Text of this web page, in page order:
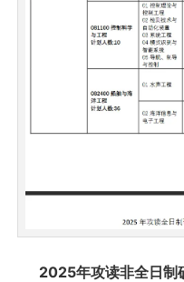
2025年攻读非全日制